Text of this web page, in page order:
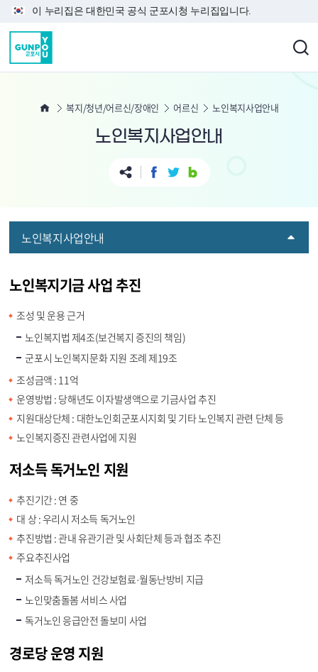
본문 바로가기
이 누리집은 대한민국 공식 군포시청 누리집입니다.
복지/청년/어르신/장애인 어르신 노인복지사업안내
노인복지사업안내
노인복지사업안내
노인복지기금 사업 추진
조성 및 운용 근거
노인복지법 제4조(보건복지 증진의 책임)
군포시 노인복지문화 지원 조례 제19조
조성금액 : 11억
운영방법 : 당해년도 이자발생액으로 기금사업 추진
지원대상단체 : 대한노인회군포시지회 및 기타 노인복지 관련 단체 등
노인복지증진 관련사업에 지원
저소득 독거노인 지원
추진기간 : 연 중
대 상 : 우리시 저소득 독거노인
추진방법 : 관내 유관기관 및 사회단체 등과 협조 추진
주요추진사업
저소득 독거노인 건강보험료·월동난방비 지급
노인맞춤돌봄 서비스 사업
독거노인 응급안전 돌보미 사업
경로당 운영 지원